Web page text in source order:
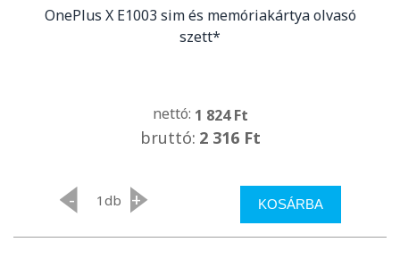
OnePlus X E1003 sim és memóriakártya olvasó
szett*
nettó: 1 824 Ft
bruttó: 2 316 Ft
- db + KOSÁRBA